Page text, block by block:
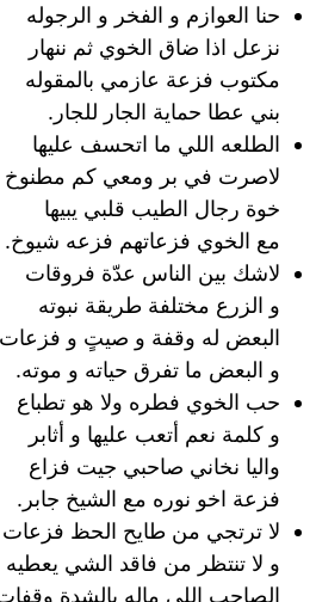
حنا العوازم و الفخر و الرجوله
نزعل اذا ضاق الخوي ثم ننهار
مكتوب فزعة عازمي بالمقوله
بني عطا حماية الجار للجار.
الطلعه اللي ما اتحسف عليها
لاصرت في بر ومعي كم مطنوخ
خوة رجال الطيب قلبي يبيها
مع الخوي فزعاتهم فزعه شيوخ.
لاشك بين الناس عدّة فروقات
و الزرع مختلفة طريقة نبوته
البعض له وقفة و صيتٍ و فزعات
و البعض ما تفرق حياته و موته.
حب الخوي فطره ولا هو تطباع
و كلمة نعم أتعب عليها و أثابر
واليا نخاني صاحبي جيت فزاع
فزعة اخو نوره مع الشيخ جابر.
لا ترتجي من طايح الحظ فزعات
و لا تنتظر من فاقد الشي يعطيه
الصاحب اللي ماله بالشدة